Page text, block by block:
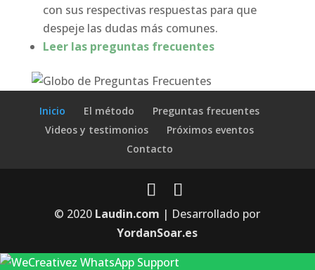
con sus respectivas respuestas para que
despeje las dudas más comunes.
Leer las preguntas frecuentes
Inicio El método
Preguntas frecuentes
Videos y testimonios
Próximos eventos
Contacto
© 2020 Laudin.com | Desarrollado por
YordanSoar.es